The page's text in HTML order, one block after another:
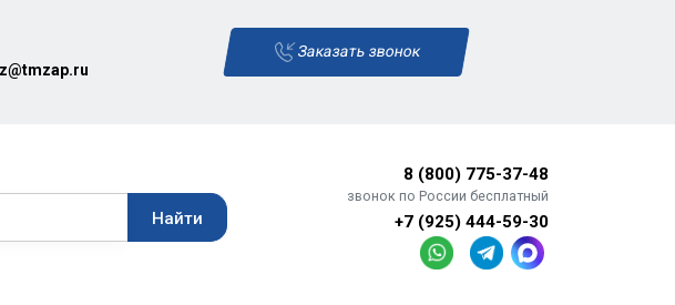
Заказать звонок
8 (800) 775-37-48
звонок по России бесплатный
+7 (925) 444-59-30